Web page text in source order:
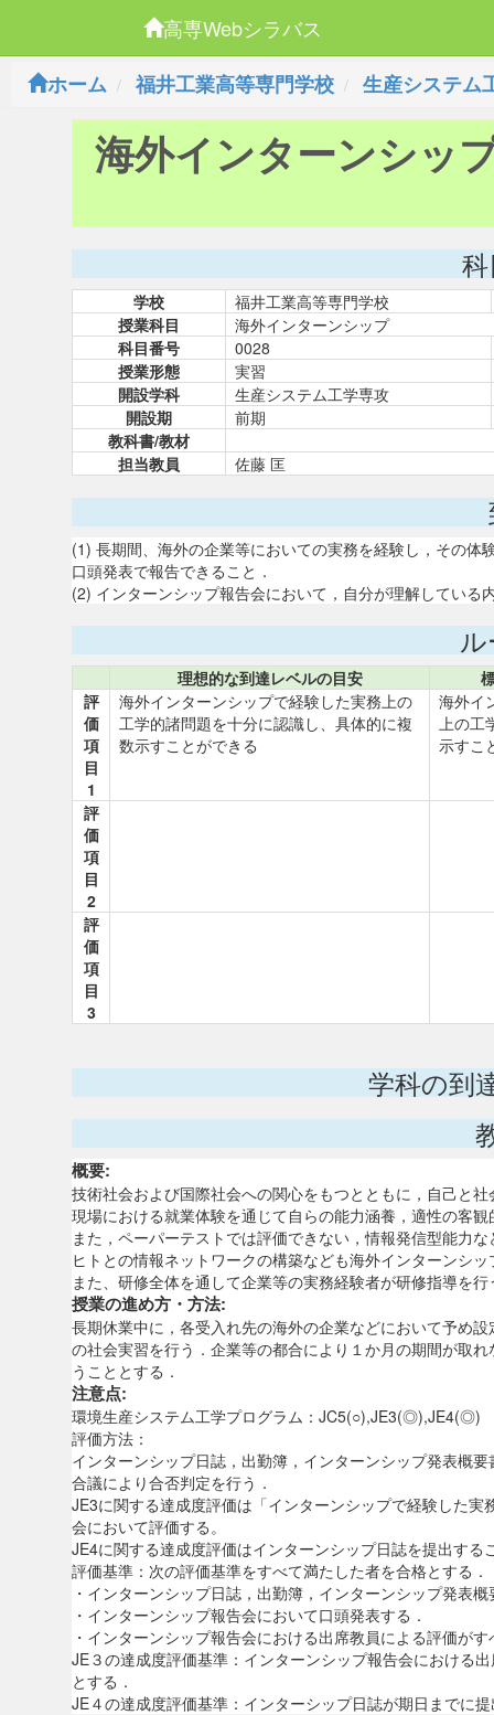
高専Webシラバス
ホーム
福井工業高等専門学校 生産システム
海外インターンシッ
学校
福井工業高等専門学校
授業科目
海外インターンシップ
科目番号
0028
授業形態
実習
開設学科
生産システム工学専攻
開設期
前期
教科書/教材
担当教員
佐藤 匡
(1) 長期間、海外の企業等においての実務を経験し，その
口頭発表で報告できること．
(2) インターンシップ報告会において，自分が理解している
理想的な到達レベルの目安
評
価
項
目
1
海外インターンシップで経験した実務上の
工学的諸問題を十分に認識し、具体的に複
数示すことができる
海外イ
上の工
示すこ
評
価
項
目
2
評
価
項
目
3
学科の到
概要:
技術社会および国際社会への関心をもつとともに，自己と
現場における就業体験を通じて自らの能力涵養，適性の客
また，ペーパーテストでは評価できない，情報発信型能力
ヒトとの情報ネットワークの構築なども海外インターンシ
また、研修全体を通して企業等の実務経験者が研修指導を行
授業の進め方・方法:
長期休業中に，各受入れ先の海外の企業などにおいて予め
の社会実習を行う．企業等の都合により１か月の期間が取
うこととする．
注意点:
環境生産システム工学プログラム：JC5(○),JE3(◎),JE4(◎)
評価方法：
インターンシップ日誌，出勤簿，インターンシップ発表概
合議により合否判定を行う．
JE3に関する達成度評価は「インターンシップで経験した
会において評価する。
JE4に関する達成度評価はインターンシップ日誌を提出する
評価基準：次の評価基準をすべて満たした者を合格とする．
・インターンシップ日誌，出勤簿，インターンシップ発表
・インターンシップ報告会において口頭発表する．
・インターンシップ報告会における出席教員による評価が
JE３の達成度評価基準：インターンシップ報告会における
とする．
JE４の達成度評価基準：インターシップ日誌が期日までに